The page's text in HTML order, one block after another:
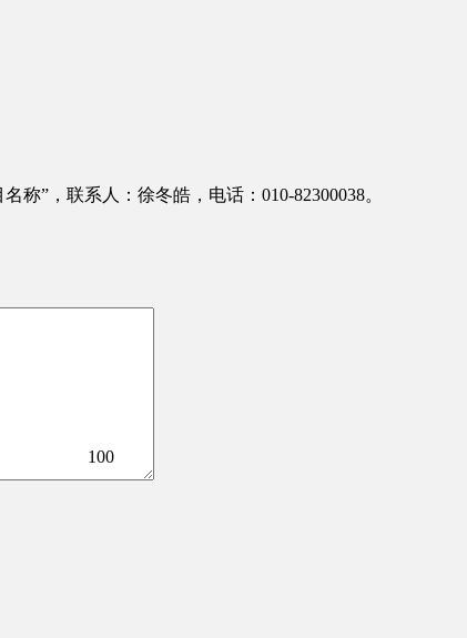
称”，联系人：徐冬皓，电话：010-82300038。
100